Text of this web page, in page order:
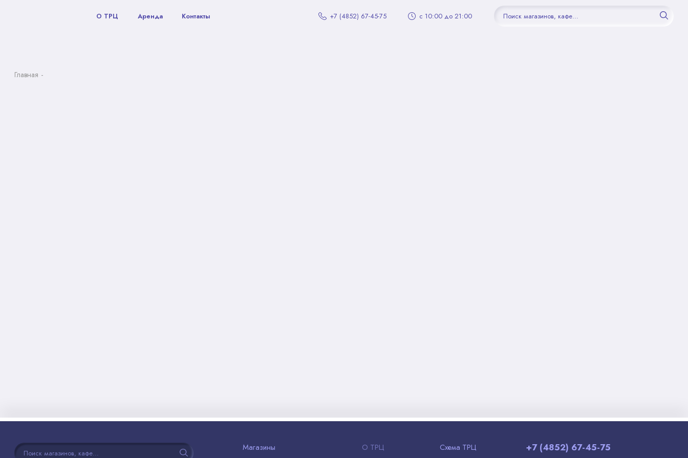
О ТРЦ Аренда Контакты +7 (4852) 67-45-75 с 10:00 до 21:00
Главная
Магазины О ТРЦ Схема ТРЦ +7 (4852) 67-45-75